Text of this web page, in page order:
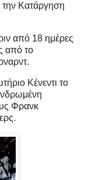
την Κατάργηση
από 18 ημέρες
από το
Κένεντι το
Φρανκ